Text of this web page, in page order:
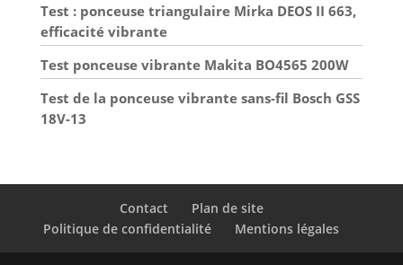
Test : ponceuse triangulaire Mirka DEOS II 663,
efficacité vibrante
Test ponceuse vibrante Makita BO4565 200W
Test de la ponceuse vibrante sans-fil Bosch GSS
18V-13
Contact
Plan de site
Politique de confidentialité
Mentions légales